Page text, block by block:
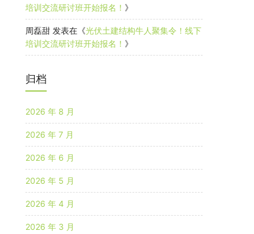
培训交流研讨班开始报名！ 》
周磊甜 发表在《光伏土建结构牛人聚集令！线下
培训交流研讨班开始报名！ 》
归档
2026 年 8 月
2026 年 7 月
2026 年 6 月
2026 年 5 月
2026 年 4 月
2026 年 3 月